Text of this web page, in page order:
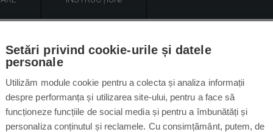
Descrirea produsului
de piscină Dolphin Galaxy și Spring. Pachetul conține un
pe care sunt montate periile).
potrivite pentru următoarele suprafețele de piscină: Beton,
Setări privind cookie-urile și datele
personale
Utilizăm module cookie pentru a colecta și analiza informații
despre performanța și utilizarea site-ului, pentru a face să
funcționeze funcțiile de social media și pentru a îmbunătăți și
personaliza conținutul și reclamele. Cu consimțământ, putem, de